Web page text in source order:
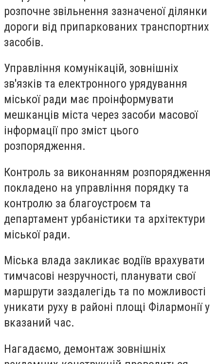
розпочне звільнення зазначеної ділянки
дороги від припаркованих транспортних
засобів.
Управління комунікацій, зовнішніх
зв'язків та електронного урядування
міської ради має проінформувати
мешканців міста через засоби масової
інформації про зміст цього
розпорядження.
Контроль за виконанням розпорядження
покладено на управління порядку та
контролю за благоустроєм та
департамент урбаністики та архітектури
міської ради.
Міська влада закликає водіїв врахувати
тимчасові незручності, планувати свої
маршрути заздалегідь та по можливості
уникати руху в районі площі Філармонії у
вказаний час.
Нагадаємо, демонтаж зовнішніх